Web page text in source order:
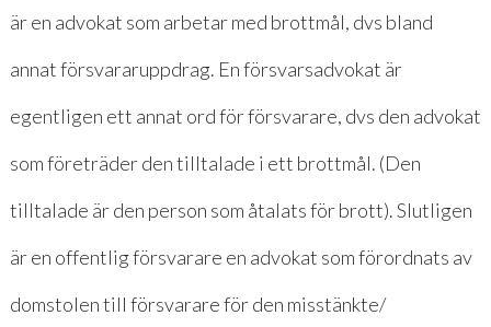
är en advokat som arbetar med brottmål, dvs bland
annat försvararuppdrag. En försvarsadvokat är
egentligen ett annat ord för försvarare, dvs den advokat
som företräder den tilltalade i ett brottmål. (Den
tilltalade är den person som åtalats för brott). Slutligen
är en offentlig försvarare en advokat som förordnats av
domstolen till försvarare för den misstänkte/